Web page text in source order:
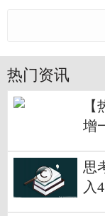
热门资讯
增
思
入